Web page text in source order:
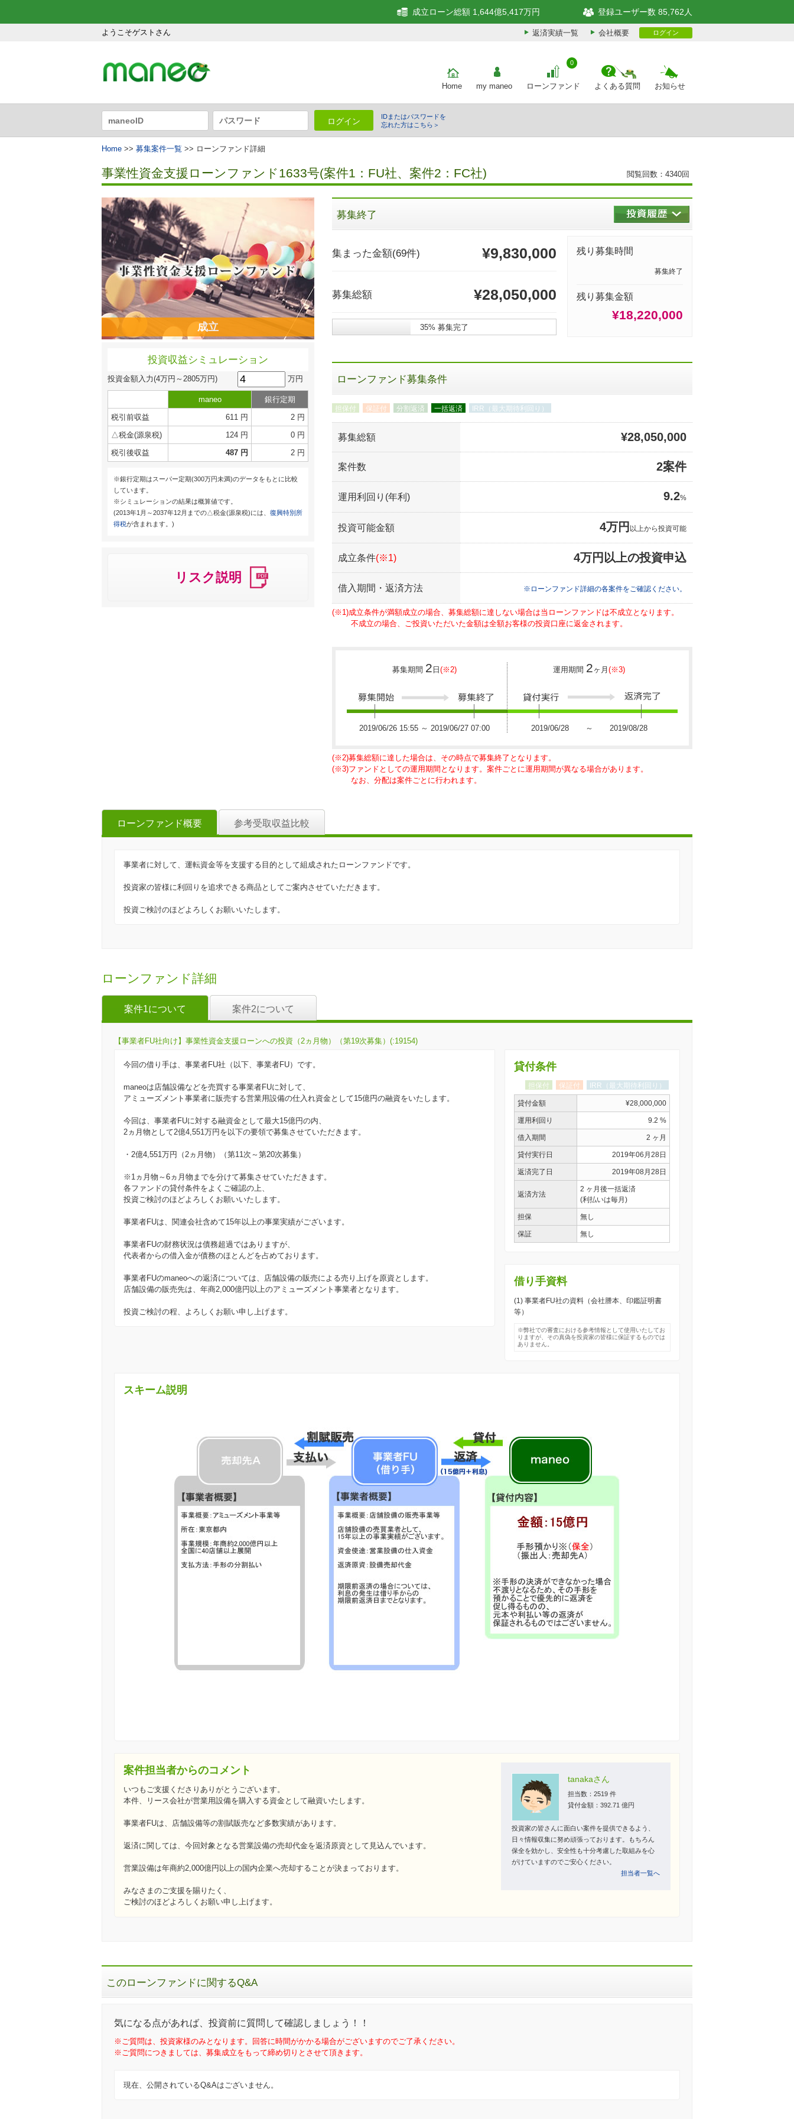
ようこそゲストさん
成立ローン総額 1,644億5,417万円 登録ユーザー数 85,762人
返済実績一覧 会社概要 ログイン
Home my maneo ローンファンド
0
よくある質問 お知らせ
ログイン
IDまたはパスワードを
忘れた方はこちら＞
Home >> 募集案件一覧 >> ローンファンド詳細
事業性資金支援ローンファンド1633号(案件1：FU社、案件2：FC社) 閲覧回数：4340回
成立
投資収益シミュレーション
投資金額入力(4万円～2805万円) 万円
maneo
銀行定期
税引前収益
611 円
2 円
△税金(源泉税)
124 円
0 円
税引後収益
487 円 2 円
※銀行定期はスーパー定期(300万円未満)のデータをもとに比較
しています。
※シミュレーションの結果は概算値です。
(2013年1月～2037年12月までの△税金(源泉税)には、 復興特別所
得税が含まれます。)
リスク説明
募集終了
集まった金額(69件) ¥9,830,000
募集総額 ¥28,050,000
35% 募集完了
残り募集時間
募集終了
残り募集金額
¥18,220,000
ローンファンド募集条件
担保付 保証付 分割返済 一括返済 IRR（最大期待利回り）
募集総額 ¥28,050,000
案件数 2案件
運用利回り(年利) 9.2%
投資可能金額 4万円 以上から投資可能
成立条件(※1) 4万円以上の投資申込
借入期間・返済方法 ※ローンファンド詳細の各案件をご確認ください。
(※1)成立条件が満額成立の場合、募集総額に達しない場合は当ローンファンドは不成立となります。
不成立の場合、ご投資いただいた金額は全額お客様の投資口座に返金されます。
募集期間 2 日(※2) 運用期間 2ヶ月 (※3)
2019/06/26 15:55 ～ 2019/06/27 07:00 2019/06/28 ～ 2019/08/28
(※2)募集総額に達した場合は、その時点で募集終了となります。
(※3)ファンドとしての運用期間となります。案件ごとに運用期間が異なる場合があります。
なお、分配は案件ごとに行われます。
ローンファンド概要 参考受取収益比較
事業者に対して、運転資金等を支援する目的として組成されたローンファンドです。
投資家の皆様に利回りを追求できる商品としてご案内させていただきます。
投資ご検討のほどよろしくお願いいたします。
ローンファンド詳細
案件1について 案件2について
【事業者FU社向け】事業性資金支援ローンへの投資（2ヵ月物）（第19次募集）(:19154)
今回の借り手は、事業者FU社（以下、事業者FU）です。
maneoは店舗設備などを売買する事業者FUに対して、
アミューズメント事業者に販売する営業用設備の仕入れ資金として15億円の融資をいたします。
今回は、事業者FUに対する融資金として最大15億円の内、
2ヵ月物として2億4,551万円を以下の要領で募集させていただきます。
・2億4,551万円（2ヵ月物）（第11次～第20次募集）
※1ヵ月物～6ヵ月物までを分けて募集させていただきます。
各ファンドの貸付条件をよくご確認の上、
投資ご検討のほどよろしくお願いいたします。
事業者FUは、関連会社含めて15年以上の事業実績がございます。
事業者FUの財務状況は債務超過ではありますが、
代表者からの借入金が債務のほとんどを占めております。
事業者FUのmaneoへの返済については、店舗設備の販売による売り上げを原資とします。
店舗設備の販売先は、年商2,000億円以上のアミューズメント事業者となります。
投資ご検討の程、よろしくお願い申し上げます。
貸付条件
担保付 保証付 IRR（最大期待利回り）
貸付金額 ¥28,000,000
運用利回り 9.2 %
借入期間 2 ヶ月
貸付実行日 2019年06月28日
返済完了日 2019年08月28日
返済方法
2 ヶ月後一括返済
(利払いは毎月)
担保 無し
保証 無し
借り手資料
(1) 事業者FU社の資料（会社謄本、印鑑証明書
等）
※弊社での審査における参考情報として使用いたしてお
りますが、その真偽を投資家の皆様に保証するものでは
ありません。
スキーム説明
案件担当者からのコメント
いつもご支援くださりありがとうございます。
本件、リース会社が営業用設備を購入する資金として融資いたします。
事業者FUは、店舗設備等の割賦販売など多数実績があります。
返済に関しては、今回対象となる営業設備の売却代金を返済原資として見込んでいます。
営業設備は年商約2,000億円以上の国内企業へ売却することが決まっております。
みなさまのご支援を賜りたく、
ご検討のほどよろしくお願い申し上げます。
tanakaさん
担当数：2519 件
貸付金額：392.71 億円
投資家の皆さんに面白い案件を提供できるよう、
日々情報収集に努め頑張っております。もちろん
保全を効かし、安全性も十分考慮した取組みを心
がけていますのでご安心ください。
担当者一覧へ
このローンファンドに関するQ&A
気になる点があれば、投資前に質問して確認しましょう！！
※ご質問は、投資家様のみとなります。回答に時間がかかる場合がございますのでご了承ください。
※ご質問につきましては、募集成立をもって締め切りとさせて頂きます。
現在、公開されているQ&Aはございません。